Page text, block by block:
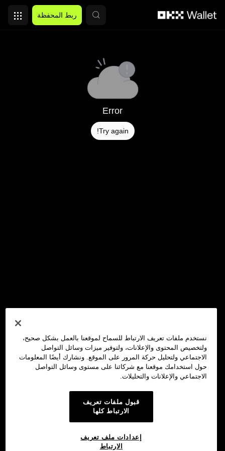
ربط المحفظة
Error
Try again!
نستخدم ملفات تعريف الارتباط للسماح لموقعنا بالعمل بشكل صحيح،
ولتخصيص المحتوى والإعلانات، ولتوفير ميزات وسائل التواصل
الاجتماعي ولتحليل حركة المرور على الموقع. ونشارك أيضًا المعلومات
حول استخدامك موقعنا مع شركائنا على مستوى وسائل التواصل
الاجتماعي والإعلانات والتحليلات.
قبول ملفات تعريف
الارتباط كلها
إعدادات ملف تعريف
الارتباط